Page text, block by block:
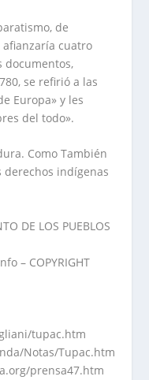
de
cuatro
documentos,
se refirió a las
Europa» y les
del todo».
Como También
derechos indígenas
DE LOS PUEBLOS
– COPYRIGHT
tupac.htm
Notas/Tupac.htm
prensa47.htm